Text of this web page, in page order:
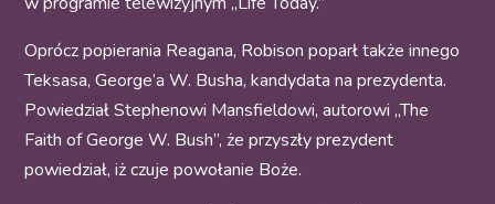
Oprócz popierania Reagana, Robison poparł także innego
Teksasa, George’a W. Busha, kandydata na prezydenta.
Powiedział Stephenowi Mansfieldowi, autorowi „The
Faith of George W. Bush”, że przyszły prezydent
powiedział, iż czuje powołanie Boże.